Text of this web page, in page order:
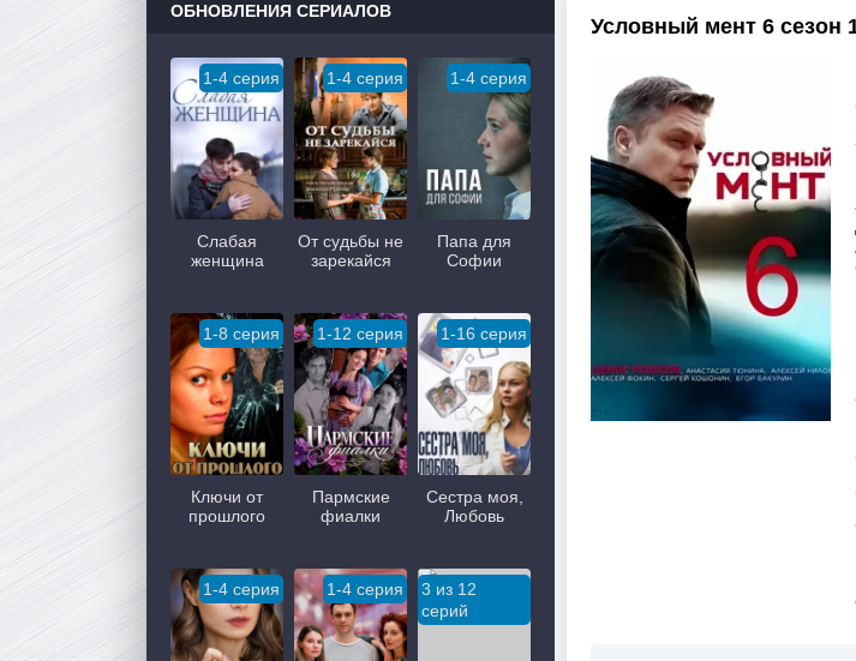
Условный мент 6 сезон
ОБНОВЛЕНИЯ СЕРИАЛОВ
1-4 серия
Слабая
женщина
1-4 серия
От судьбы не
зарекайся
1-4 серия
Папа для
Софии
1-8 серия
Ключи от
прошлого
1-12 серия
Пармские
фиалки
1-16 серия
Сестра моя,
Любовь
1-4 серия 1-4 серия
3 из 12
серий